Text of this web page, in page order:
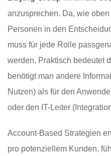
anzusprechen. Da, wie
Personen in den
muss für jede Rolle
werden. Praktisch bedeutet
benötigt man andere
Nutzen) als für den
oder den IT-Leiter
Account-Based Strategien
pro potenziellem Kunden,